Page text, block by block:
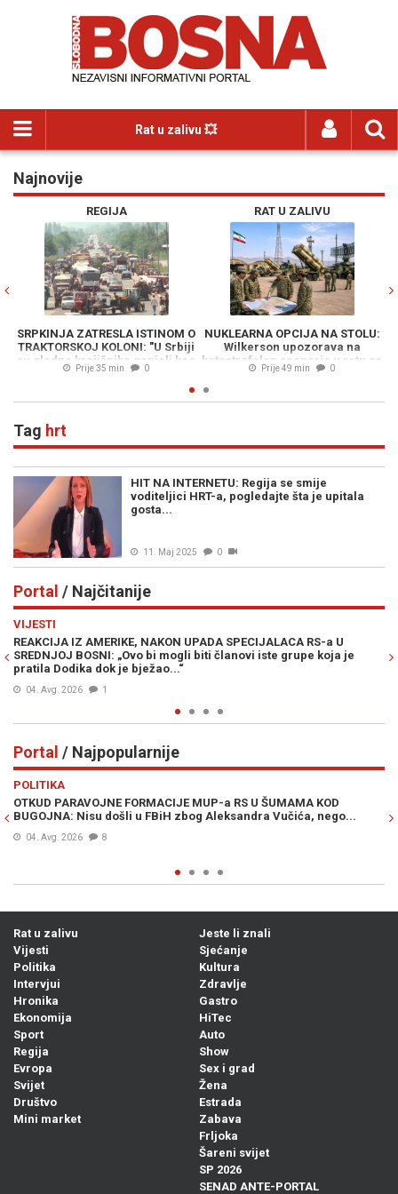
Rat u zalivu 💥
Najnovije
REGIJA
SRPKINJA ZATRESLA ISTINOM O
TRAKTORSKOJ KOLONI: "U Srbiji
su gladne krajišnike ganjali kao
divljač"
Prije 35 min 0
RAT U ZALIVU
NUKLEARNA OPCIJA NA STOLU:
Wilkerson upozorava na
katastrofalan scenario u ratu sa
Iranom
Prije 49 min 0
Tag hrt
HIT NA INTERNETU: Regija se smije
voditeljici HRT-a, pogledajte šta je upitala
gosta...
11. Maj 2025 0
Portal / Najčitanije
VIJESTI
REAKCIJA IZ AMERIKE, NAKON UPADA SPECIJALACA RS-a U
SREDNJOJ BOSNI: „Ovo bi mogli biti članovi iste grupe koja je
pratila Dodika dok je bježao...“
04. Avg. 2026 1
Portal / Najpopularnije
POLITIKA
OTKUD PARAVOJNE FORMACIJE MUP-a RS U ŠUMAMA KOD
BUGOJNA: Nisu došli u FBiH zbog Aleksandra Vučića, nego...
04. Avg. 2026 8
Rat u zalivu
Vijesti
Politika
Intervjui
Hronika
Ekonomija
Sport
Regija
Evropa
Svijet
Društvo
Mini market
Jeste li znali
Sjećanje
Kultura
Zdravlje
Gastro
HiTec
Auto
Show
Sex i grad
Žena
Estrada
Zabava
Frljoka
Šareni svijet
SP 2026
SENAD ANTE-PORTAL